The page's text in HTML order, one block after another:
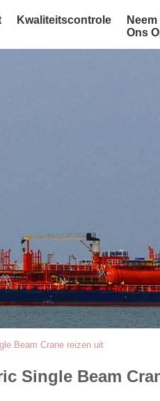
Kwaliteitscontrole
Ons
Beam Crane reizen uit
Single Beam